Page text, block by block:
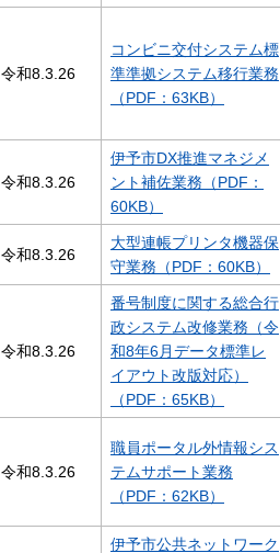
令和8.3.26
コンビニ交付システム標
準準拠システム移行業務
（PDF：63KB）
令和8.3.26
伊予市DX推進マネジメ
ント補佐業務（PDF：
60KB）
令和8.3.26
大型連帳プリンタ機器保
守業務（PDF：60KB）
令和8.3.26
番号制度に関する総合行
政システム改修業務（令
和8年6月データ標準レ
イアウト改版対応）
（PDF：65KB）
令和8.3.26
職員ポータル外情報シス
テムサポート業務
（PDF：62KB）
伊予市公共ネットワーク